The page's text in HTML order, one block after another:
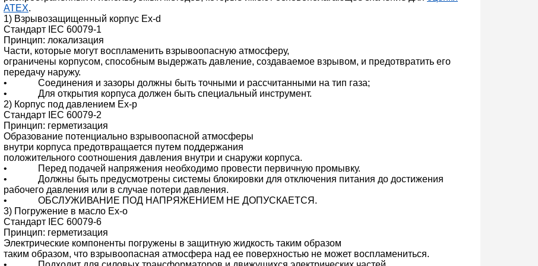
ATEX.
1) Взрывозащищенный корпус Ex-d
Стандарт IEC 60079-1
Принцип: локализация
Части, которые могут воспламенить взрывоопасную атмосферу,
ограничены корпусом, способным выдержать давление, создаваемое взрывом, и предотвратить его
передачу наружу.
• Соединения и зазоры должны быть точными и рассчитанными на тип газа;
• Для открытия корпуса должен быть специальный инструмент.
2) Корпус под давлением Ex-p
Стандарт IEC 60079-2
Принцип: герметизация
Образование потенциально взрывоопасной атмосферы
внутри корпуса предотвращается путем поддержания
положительного соотношения давления внутри и снаружи корпуса.
• Перед подачей напряжения необходимо провести первичную промывку.
• Должны быть предусмотрены системы блокировки для отключения питания до достижения
рабочего давления или в случае потери давления.
• ОБСЛУЖИВАНИЕ ПОД НАПРЯЖЕНИЕМ НЕ ДОПУСКАЕТСЯ.
3) Погружение в масло Ex-o
Стандарт IEC 60079-6
Принцип: герметизация
Электрические компоненты погружены в защитную жидкость таким образом
таким образом, что взрывоопасная атмосфера над ее поверхностью не может воспламениться.